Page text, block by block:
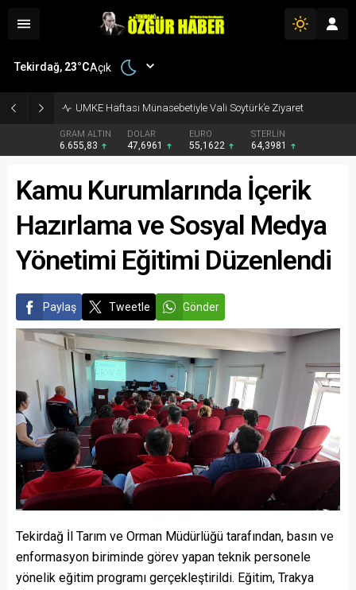
UMKE Haftası Münasebetiyle Vali Soytürk’e Ziyaret
GRAM ALTIN
6.655,83
DOLAR
47,6961
EURO
55,1622
STERLİN
64,3981
Tekirdağ, 23°CAçık
Kamu Kurumlarında İçerik
Hazırlama ve Sosyal Medya
Yönetimi Eğitimi Düzenlendi
Paylaş Tweetle Gönder
​Tekirdağ İl Tarım ve Orman Müdürlüğü tarafından, basın ve
enformasyon biriminde görev yapan teknik personele
yönelik eğitim programı gerçekleştirildi. Eğitim, Trakya